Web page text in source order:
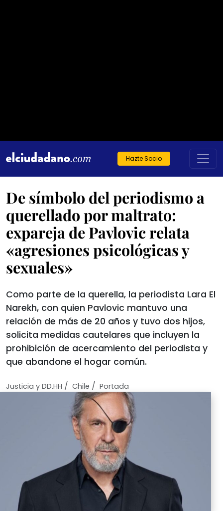
Hazte Socio
De símbolo del periodismo a
querellado por maltrato:
expareja de Pavlovic relata
«agresiones psicológicas y
sexuales»
Como parte de la querella, la periodista Lara El
Narekh, con quien Pavlovic mantuvo una
relación de más de 20 años y tuvo dos hijos,
solicita medidas cautelares que incluyen la
prohibición de acercamiento del periodista y
que abandone el hogar común.
Justicia y DD.HH / Chile / Portada